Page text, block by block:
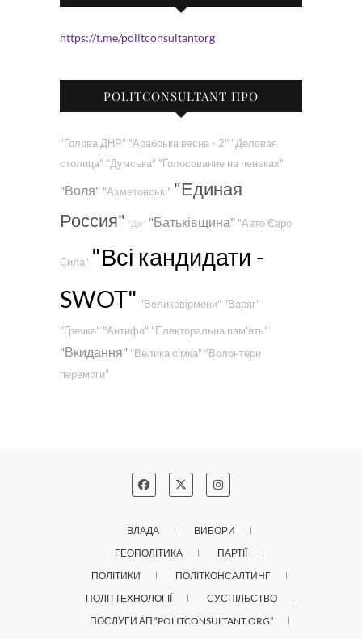
https://t.me/politconsultantorg
POLITCONSULTANT ПРО
"Голова ДНР" "Арабська весна - 2" "Деловая
столица" "Думська" "Голосование на пеньках"
"Воля" "Ахметовські" "Единая
Россия" "Дія" "Батьківщина" "Авто Євро
Сила" "Всі кандидати -
SWOT" "Великовірмени" "Варяг"
"Гречка" "Антифа" "Електоральна пам'ять"
"Вкидання" "Велика сімка" "Волонтери
перемоги"
ВЛАДА
ВИБОРИ
ГЕОПОЛІТИКА
ПАРТІЇ
ПОЛІТИКИ
ПОЛІТКОНСАЛТИНГ
ПОЛІТТЕХНОЛОГІЇ
СУСПІЛЬСТВО
ПОСЛУГИ АП “POLITCONSULTANT.ORG”